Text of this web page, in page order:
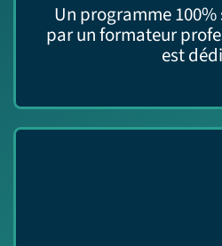
Un programme
par un formateur
est